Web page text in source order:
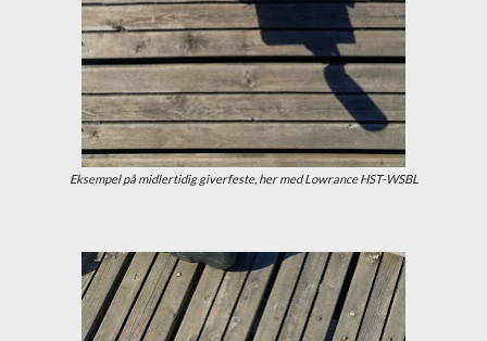
Eksempel på midlertidig giverfeste, her med Lowrance HST-WSBL